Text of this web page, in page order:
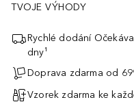
TVOJE VÝHODY
Rychlé dodání
dny¹
Doprava zdarma od
Vzorek zdarma ke